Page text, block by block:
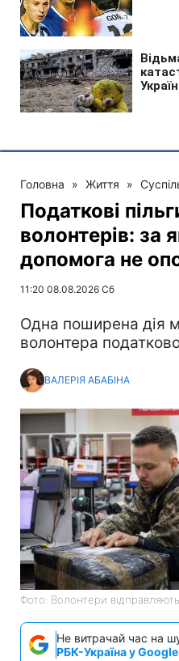
Головна » Життя »
Податкові
волонтерів: за
допомога не
11:20 08.08.2026 Сб
Одна поширена дія
волонтера
ВАЛЕРІЯ АБАБІНА
Фото: Волонтери
Не витрачай час на
РБК-Україна у Google